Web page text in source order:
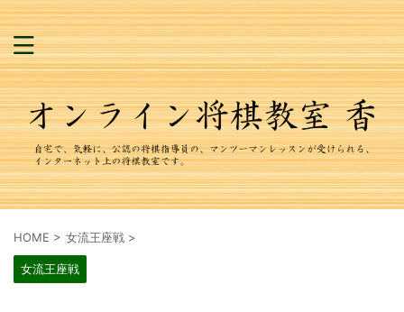
HOME > 女流王座戦 >
女流王座戦